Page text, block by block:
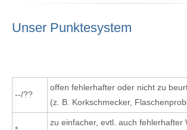
Unser Punktesystem
--/??
offen fehlerhafter oder nicht zu
(z. B. Korkschmecker,
zu einfacher, evtl. auch fehlerhafter